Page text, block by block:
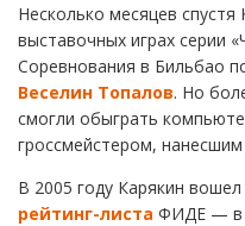
Несколько месяцев спустя
выставочных играх серии
Соревнования в Бильбао
Веселин Топалов. Но
смогли обыграть
гроссмейстером,
В 2005 году Карякин
рейтинг-листа ФИДЕ — в